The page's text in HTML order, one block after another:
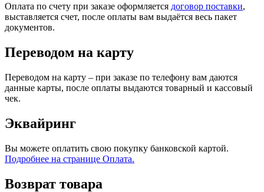
Оплата по счету при заказе оформляется договор поставки,
выставляется счет, после оплаты вам выдаётся весь пакет
документов.
Переводом на карту
Переводом на карту – при заказе по телефону вам даются
данные карты, после оплаты выдаются товарный и кассовый
чек.
Эквайринг
Вы можете оплатить свою покупку банковской картой.
Подробнее на странице Оплата.
Возврат товара